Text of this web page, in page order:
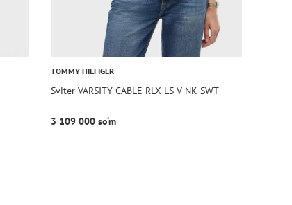
TOMMY HILFIGER
Sviter VARSITY CABLE RLX LS V-NK SWT
3 109 000 so‘m